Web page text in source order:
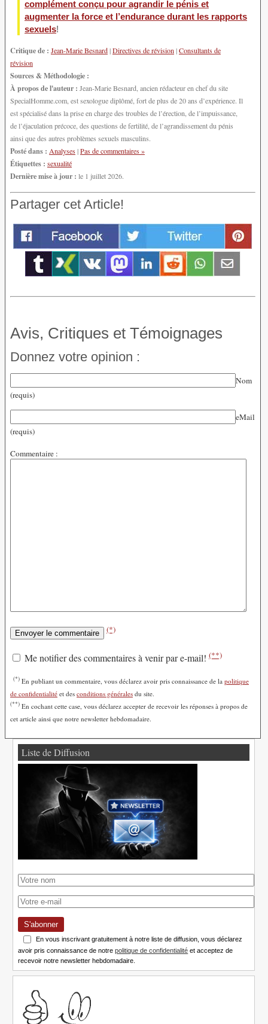
complément conçu pour agrandir le pénis et
augmenter la force et l’endurance durant les rapports
sexuels!
Critique de : Jean-Marie Besnard|Directives de révision|Consultants de
révision
Sources & Méthodologie :
À propos de l'auteur : Jean-Marie Besnard, ancien rédacteur en chef du site
SpecialHomme.com, est sexologue diplômé, fort de plus de 20 ans d’expérience. Il
est spécialisé dans la prise en charge des troubles de l’érection, de l’impuissance,
de l’éjaculation précoce, des questions de fertilité, de l’agrandissement du pénis
ainsi que des autres problèmes sexuels masculins.
Posté dans : Analyses|Pas de commentaires »
Étiquettes : sexualité
Dernière mise à jour : le 1 juillet 2026.
Partager cet Article!
Avis, Critiques et Témoignages
Donnez votre opinion :
Nom
(requis)
eMail
(requis)
Commentaire :
(*)
Me notifier des commentaires à venir par e-mail! (**)
(*) En publiant un commentaire, vous déclarez avoir pris connaissance de la politique
de confidentialité et des conditions générales du site.
(**) En cochant cette case, vous déclarez accepter de recevoir les réponses à propos de
cet article ainsi que notre newsletter hebdomadaire.
Liste de Diffusion
S'abonner
En vous inscrivant gratuitement à notre liste de diffusion, vous déclarez
avoir pris connaissance de notrepolitique de confidentialité et acceptez de
recevoir notre newsletter hebdomadaire.